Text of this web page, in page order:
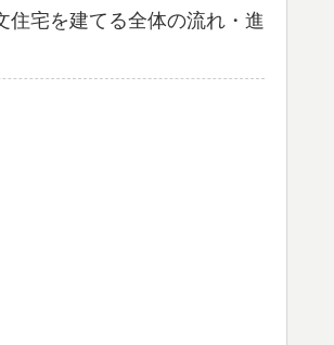
住宅を建てる全体の流れ・進